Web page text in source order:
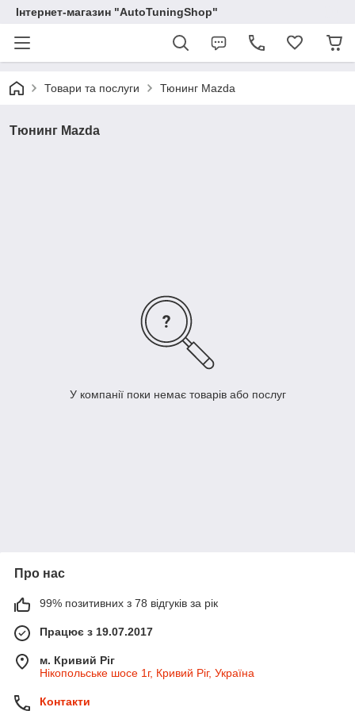
Інтернет-магазин "AutoTuningShop"
Товари та послуги Тюнинг Mazda
Тюнинг Mazda
У компанії поки немає товарів або послуг
Про нас
99% позитивних з 78 відгуків за рік
Працює з 19.07.2017
м. Кривий Ріг
Нікопольське шосе 1г, Кривий Ріг, Україна
Контакти